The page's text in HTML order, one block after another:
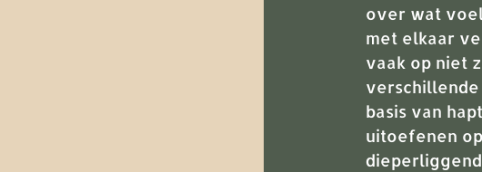
over wat
met elkaar
vaak op niet
verschillende
basis van
uitoefenen